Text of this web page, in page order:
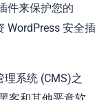
件来保护您的
WordPress 安全插
系统 (CMS)之